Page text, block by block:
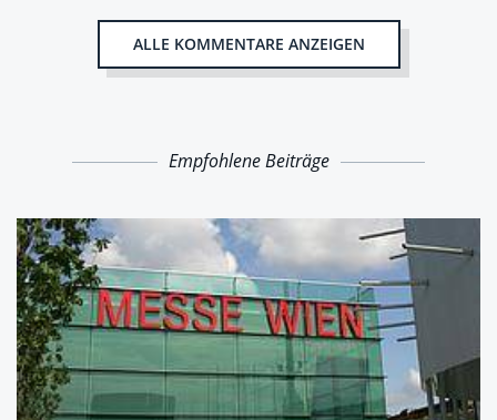
ALLE KOMMENTARE ANZEIGEN
Empfohlene Beiträge